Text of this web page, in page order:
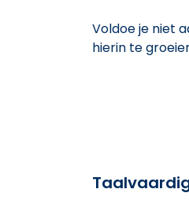
Voldoe je niet
hierin te